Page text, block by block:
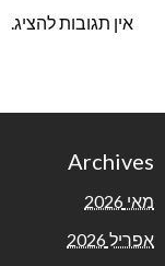
אין תגובות להציג.
Archives
מאי 2026
אפריל 2026